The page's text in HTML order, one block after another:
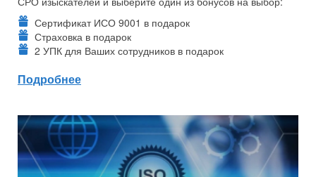
Сертификат ИСО 9001 в подарок
Страховка в подарок
2 УПК для Ваших сотрудников в подарок
Подробнее